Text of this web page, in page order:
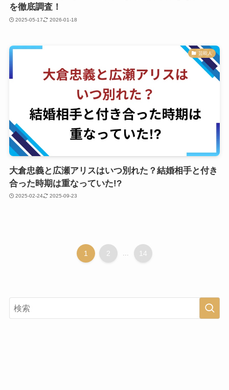
を徹底調査！
2025-05-17 2026-01-18
芸能人
大倉忠義と広瀬アリスはいつ別れた？結婚相手と付き
合った時期は重なっていた!?
2025-02-24 2025-09-23
1 2 14